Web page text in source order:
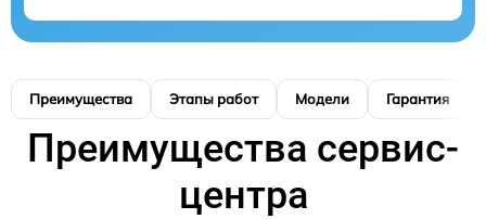
Преимущества Этапы работ Модели Гарантия
Преимущества сервис-
центра